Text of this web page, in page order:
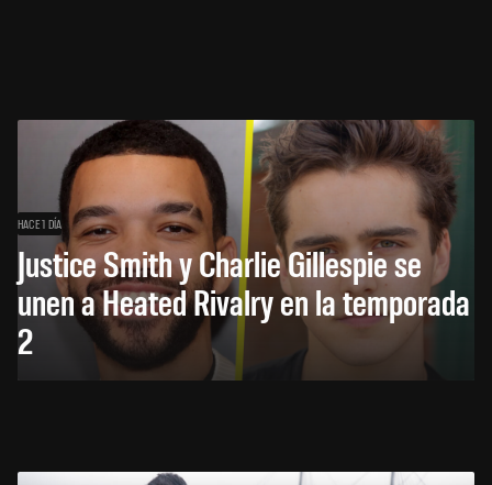
HACE 1 DÍA
Justice Smith y Charlie Gillespie se
unen a Heated Rivalry en la temporada
2